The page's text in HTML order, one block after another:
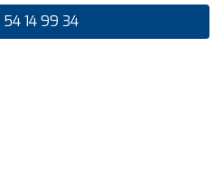
14 99 34